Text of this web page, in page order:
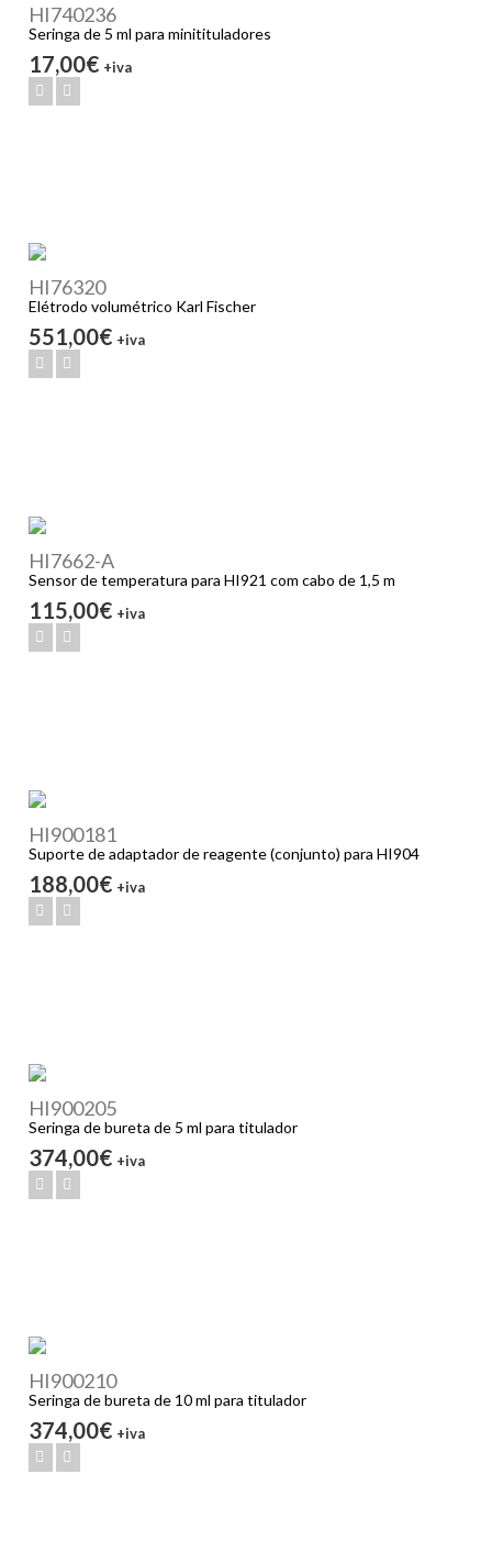
HI740236
Seringa de 5 ml para minitituladores
17,00€ +iva
HI76320
Elétrodo volumétrico Karl Fischer
551,00€ +iva
HI7662-A
Sensor de temperatura para HI921 com cabo de 1,5 m
115,00€ +iva
HI900181
Suporte de adaptador de reagente (conjunto) para HI904
188,00€ +iva
HI900205
Seringa de bureta de 5 ml para titulador
374,00€ +iva
HI900210
Seringa de bureta de 10 ml para titulador
374,00€ +iva